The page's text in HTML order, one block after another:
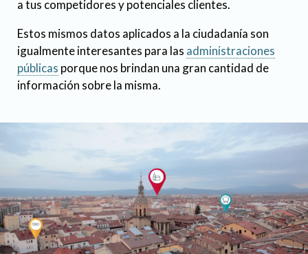
a tus competidores y potenciales clientes.
Estos mismos datos aplicados a la ciudadanía son
igualmente interesantes para las administraciones
públicas porque nos brindan una gran cantidad de
información sobre la misma.